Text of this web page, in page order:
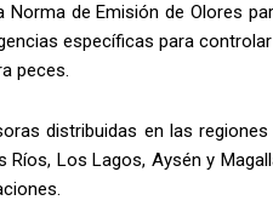
de Emisión de Olores
específicas para
peces.
distribuidas en las
Los Lagos, Aysén y